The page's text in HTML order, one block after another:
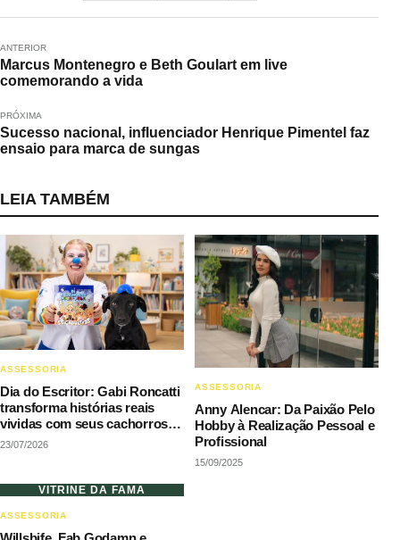
ANTERIOR
Marcus Montenegro e Beth Goulart em live
comemorando a vida
PRÓXIMA
Sucesso nacional, influenciador Henrique Pimentel faz
ensaio para marca de sungas
LEIA TAMBÉM
ASSESSORIA
Dia do Escritor: Gabi Roncatti
transforma histórias reais
vividas com seus cachorros
em literatura de acolhimento
23/07/2026
ASSESSORIA
Anny Alencar: Da Paixão Pelo
Hobby à Realização Pessoal e
Profissional
15/09/2025
VITRINE DA FAMA
ASSESSORIA